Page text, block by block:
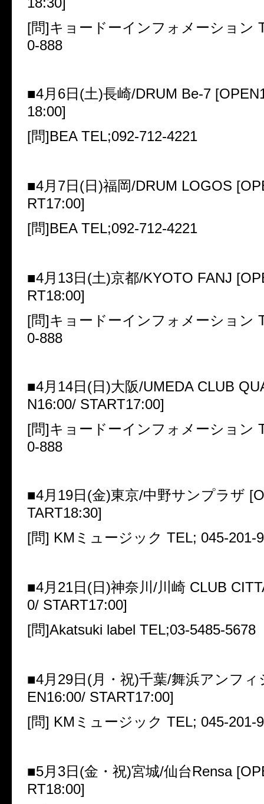
[問]キョードーインフォメーション
0-888
■4月 6日 (土)長崎/DRUM Be-7
18:00]
[問]BEA TEL;092-712-4221
■4月 7日 (日 )福岡/DRUM LOGOS
RT17:00]
[問]BEA TEL;092-712-4221
■4月 13日 (土)京都/KYOTO FANJ
RT18:00]
[問]キョードーインフォメーション
0-888
■4月 14日 (日 )大阪/UMEDA CLUB
N16:00/ START17:00]
[問]キョードーインフォメーション
0-888
■4月 19日 (金)東京/中野サンプラザ
TART18:30]
[問] KM ミュージック TEL; 045-201-
■4月 21日 (日 )神奈川 /川崎 CLUB
0/ START17:00]
[問]Akatsuki label TEL;03-5485-5678
■4月 29日 (月・祝)千葉/舞浜アンフィ
EN16:00/ START17:00]
[問] KM ミュージック TEL; 045-201-
■5月 3日 (金・祝)宮城/仙台Rensa
RT18:00]